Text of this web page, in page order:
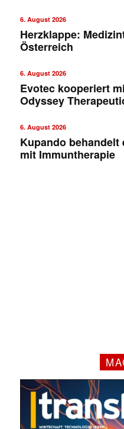
6. August 2026
Herzklappe:
Österreich
6. August 2026
Evotec kooperiert
Odyssey
6. August 2026
Kupando behandelt
mit Immuntherapie